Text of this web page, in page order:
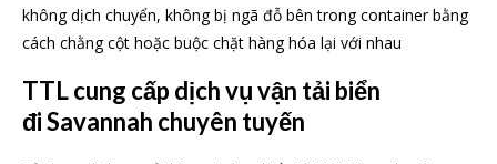
không dịch chuyển, không bị ngã đỗ bên trong container bằng
cách chằng cột hoặc buộc chặt hàng hóa lại với nhau
TTL cung cấp dịch vụ vận tải biển
đi Savannah chuyên tuyến